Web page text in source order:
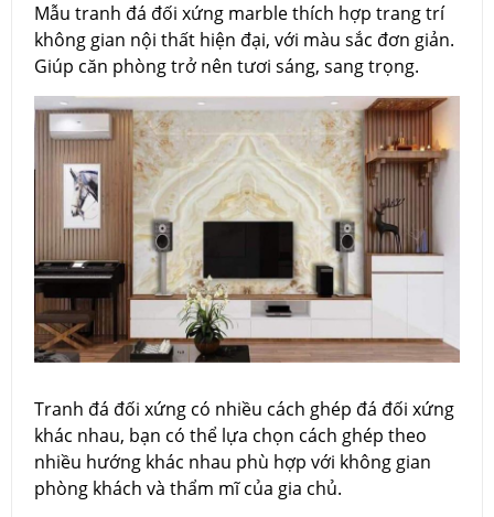
Mẫu tranh đá đối xứng marble thích hợp trang trí
không gian nội thất hiện đại, với màu sắc đơn giản.
Giúp căn phòng trở nên tươi sáng, sang trọng.
Tranh đá đối xứng có nhiều cách ghép đá đối xứng
khác nhau, bạn có thể lựa chọn cách ghép theo
nhiều hướng khác nhau phù hợp với không gian
phòng khách và thẩm mĩ của gia chủ.